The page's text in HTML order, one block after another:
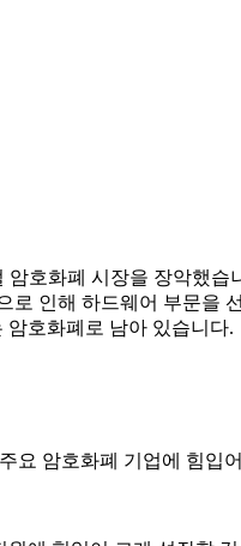
암호화폐 시장을 장악했습
로 인해 하드웨어 부문을
호화폐로 남아 있습니다.
요 암호화폐 기업에 힘입